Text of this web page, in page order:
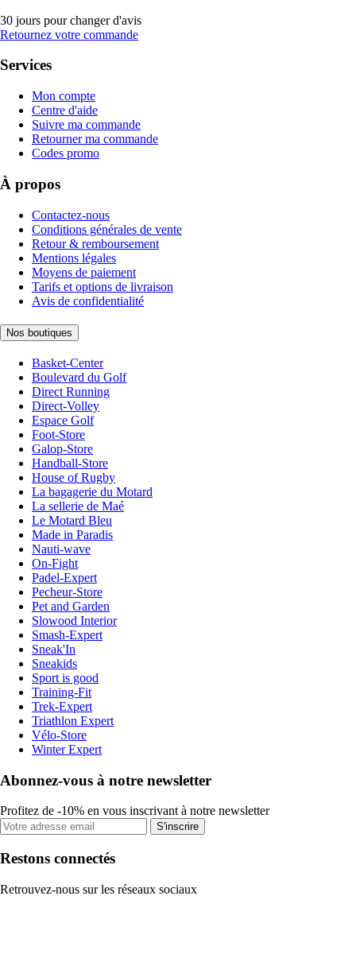
30 jours pour changer d'avis
Retournez votre commande
Services
Mon compte
Centre d'aide
Suivre ma commande
Retourner ma commande
Codes promo
À propos
Contactez-nous
Conditions générales de vente
Retour & remboursement
Mentions légales
Moyens de paiement
Tarifs et options de livraison
Avis de confidentialité
Nos boutiques
Basket-Center
Boulevard du Golf
Direct Running
Direct-Volley
Espace Golf
Foot-Store
Galop-Store
Handball-Store
House of Rugby
La bagagerie du Motard
La sellerie de Maé
Le Motard Bleu
Made in Paradis
Nauti-wave
On-Fight
Padel-Expert
Pecheur-Store
Pet and Garden
Slowood Interior
Smash-Expert
Sneak'In
Sneakids
Sport is good
Training-Fit
Trek-Expert
Triathlon Expert
Vélo-Store
Winter Expert
Abonnez-vous à notre newsletter
Profitez de -10% en vous inscrivant à notre newsletter
S'inscrire
Restons connectés
Retrouvez-nous sur les réseaux sociaux